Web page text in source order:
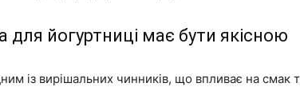
для йогуртниці має бути якісною
із вирішальних чинників, що впливає на смак